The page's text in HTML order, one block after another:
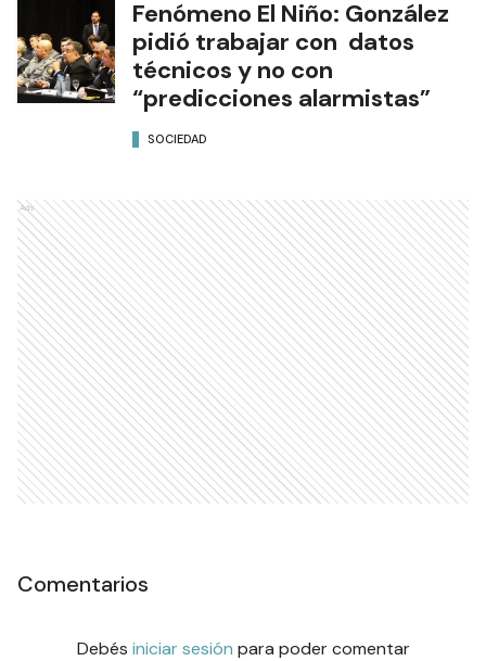
Fenómeno El Niño: González
pidió trabajar con datos
técnicos y no con
“predicciones alarmistas”
SOCIEDAD
Ads
Comentarios
Debés iniciar sesión para poder comentar